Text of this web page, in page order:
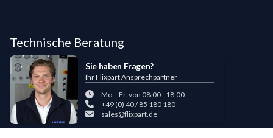
Technische Beratung
Sie haben Fragen?
Ihr Flixpart Ansprechpartner
Mo. - Fr. von 08:00 - 18:00
+49 (0) 40 / 85 180 180
sales@flixpart.de